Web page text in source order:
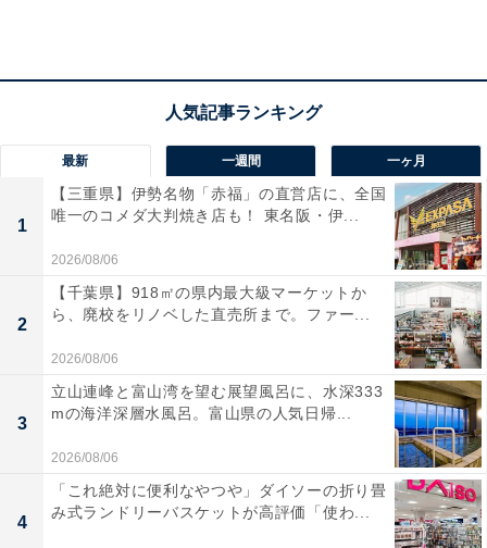
ます。
白桃がたっぷりサンド
最新 一週間 一ヶ月
1
【三重県】伊勢名物「赤福」の直営店に、全国
唯一のコメダ大判焼き店も！ 東名阪・伊...
2026/08/06
2
【千葉県】918㎡の県内最大級マーケットか
ら、廃校をリノベした直売所まで。ファー...
2026/08/06
3
立山連峰と富山湾を望む展望風呂に、水深333
mの海洋深層水風呂。富山県の人気日帰...
2026/08/06
4
「これ絶対に便利なやつや」ダイソーの折り畳
み式ランドリーバスケットが高評価「使わ...